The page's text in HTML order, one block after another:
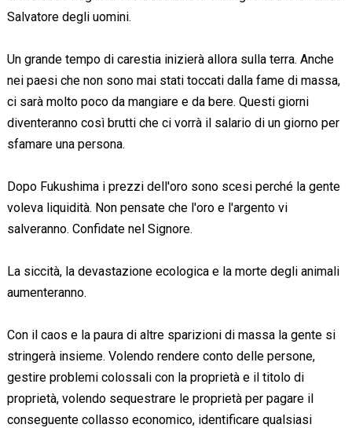
Salvatore degli uomini.
Un grande tempo di carestia inizierà allora sulla terra. Anche
nei paesi che non sono mai stati toccati dalla fame di massa,
ci sarà molto poco da mangiare e da bere. Questi giorni
diventeranno così brutti che ci vorrà il salario di un giorno per
sfamare una persona.
Dopo Fukushima i prezzi dell'oro sono scesi perché la gente
voleva liquidità. Non pensate che l'oro e l'argento vi
salveranno. Confidate nel Signore.
La siccità, la devastazione ecologica e la morte degli animali
aumenteranno.
Con il caos e la paura di altre sparizioni di massa la gente si
stringerà insieme. Volendo rendere conto delle persone,
gestire problemi colossali con la proprietà e il titolo di
proprietà, volendo sequestrare le proprietà per pagare il
conseguente collasso economico, identificare qualsiasi